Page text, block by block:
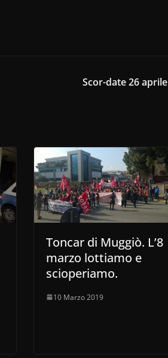
Scor-date 26 aprile
Toncar di Muggiò. L’8
marzo lottiamo e
scioperiamo.
10 Marzo 2019